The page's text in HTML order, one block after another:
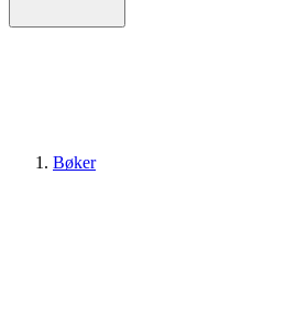
Bøker